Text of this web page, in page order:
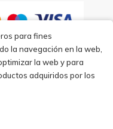
para fines
la navegación en la web,
la web y para
adquiridos por los